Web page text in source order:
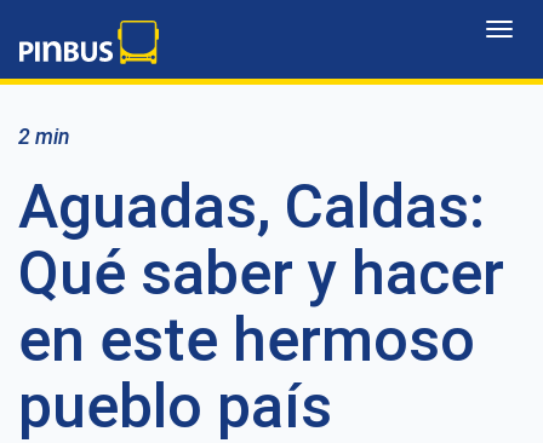
2 min
Aguadas, Caldas:
Qué saber y hacer
en este hermoso
pueblo país